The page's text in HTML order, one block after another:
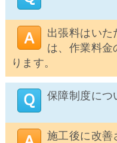
出張料はいた
は、作業料金
ります。
保障制度につ
施工後に改善